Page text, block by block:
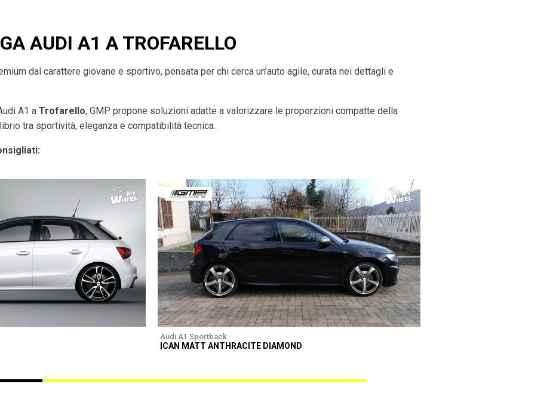
AUDI A1 A TROFARELLO
dal carattere giovane e sportivo, pensata per chi cerca un’auto agile, curata nei dettagli e
A1 a Trofarello, GMP propone soluzioni adatte a valorizzare le proporzioni compatte della
tra sportività, eleganza e compatibilità tecnica.
Audi A1 Sportback
ICAN MATT ANTHRACITE DIAMOND